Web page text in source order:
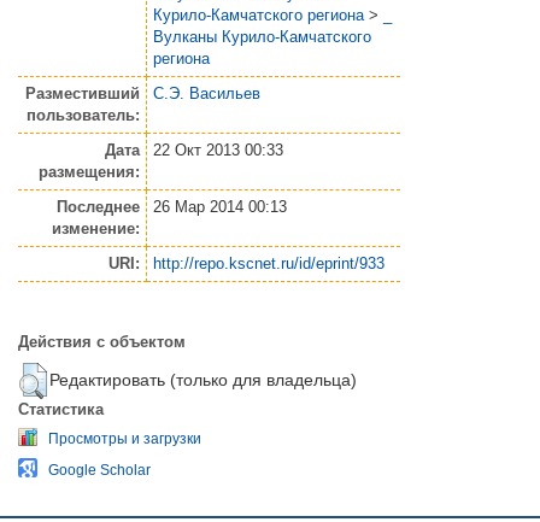
Курило-Камчатского региона >
Вулканы Курило-Камчатского
региона
Разместивший
пользователь:
С.Э. Васильев
Дата
размещения:
22 Окт 2013 00:33
Последнее
изменение:
26 Мар 2014 00:13
URI: http://repo.kscnet.ru/id/eprint/933
Действия с объектом
Редактировать (только для владельца)
Статистика
Просмотры и загрузки
Google Scholar